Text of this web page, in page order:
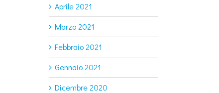
Aprile 2021
Marzo 2021
Febbraio 2021
Gennaio 2021
Dicembre 2020